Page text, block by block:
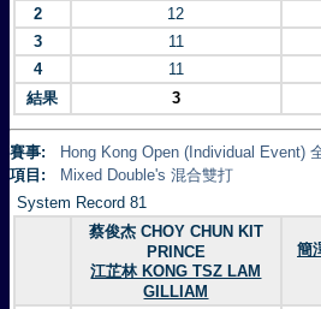
2
12
3
11
4
11
結果
3
賽事:
Hong Kong Open (Individual Event)
項目:
Mixed Double's 混合雙打
System Record 81
蔡俊杰 CHOY CHUN KIT
PRINCE
江芷林 KONG TSZ LAM
GILLIAM
簡